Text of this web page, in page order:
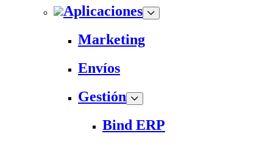
Aplicaciones
Marketing
Envíos
Gestión
Bind ERP